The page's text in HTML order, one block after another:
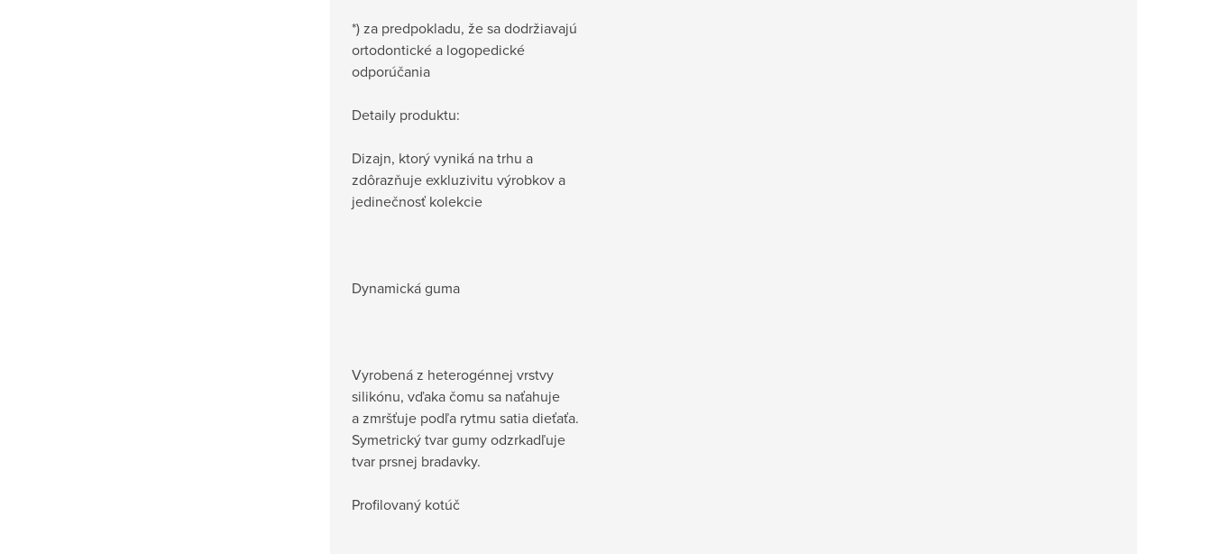
*) za predpokladu, že sa dodržiavajú
ortodontické a logopedické
odporúčania
Detaily produktu:
Dizajn, ktorý vyniká na trhu a
zdôrazňuje exkluzivitu výrobkov a
jedinečnosť kolekcie
Dynamická guma
Vyrobená z heterogénnej vrstvy
silikónu, vďaka čomu sa naťahuje
a zmršťuje podľa rytmu satia dieťaťa.
Symetrický tvar gumy odzrkadľuje
tvar prsnej bradavky.
Profilovaný kotúč